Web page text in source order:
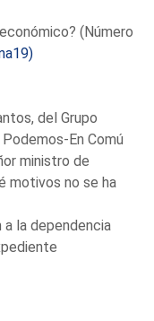
(Número
del Grupo
En Comú
ministro de
motivos no se ha
la dependencia